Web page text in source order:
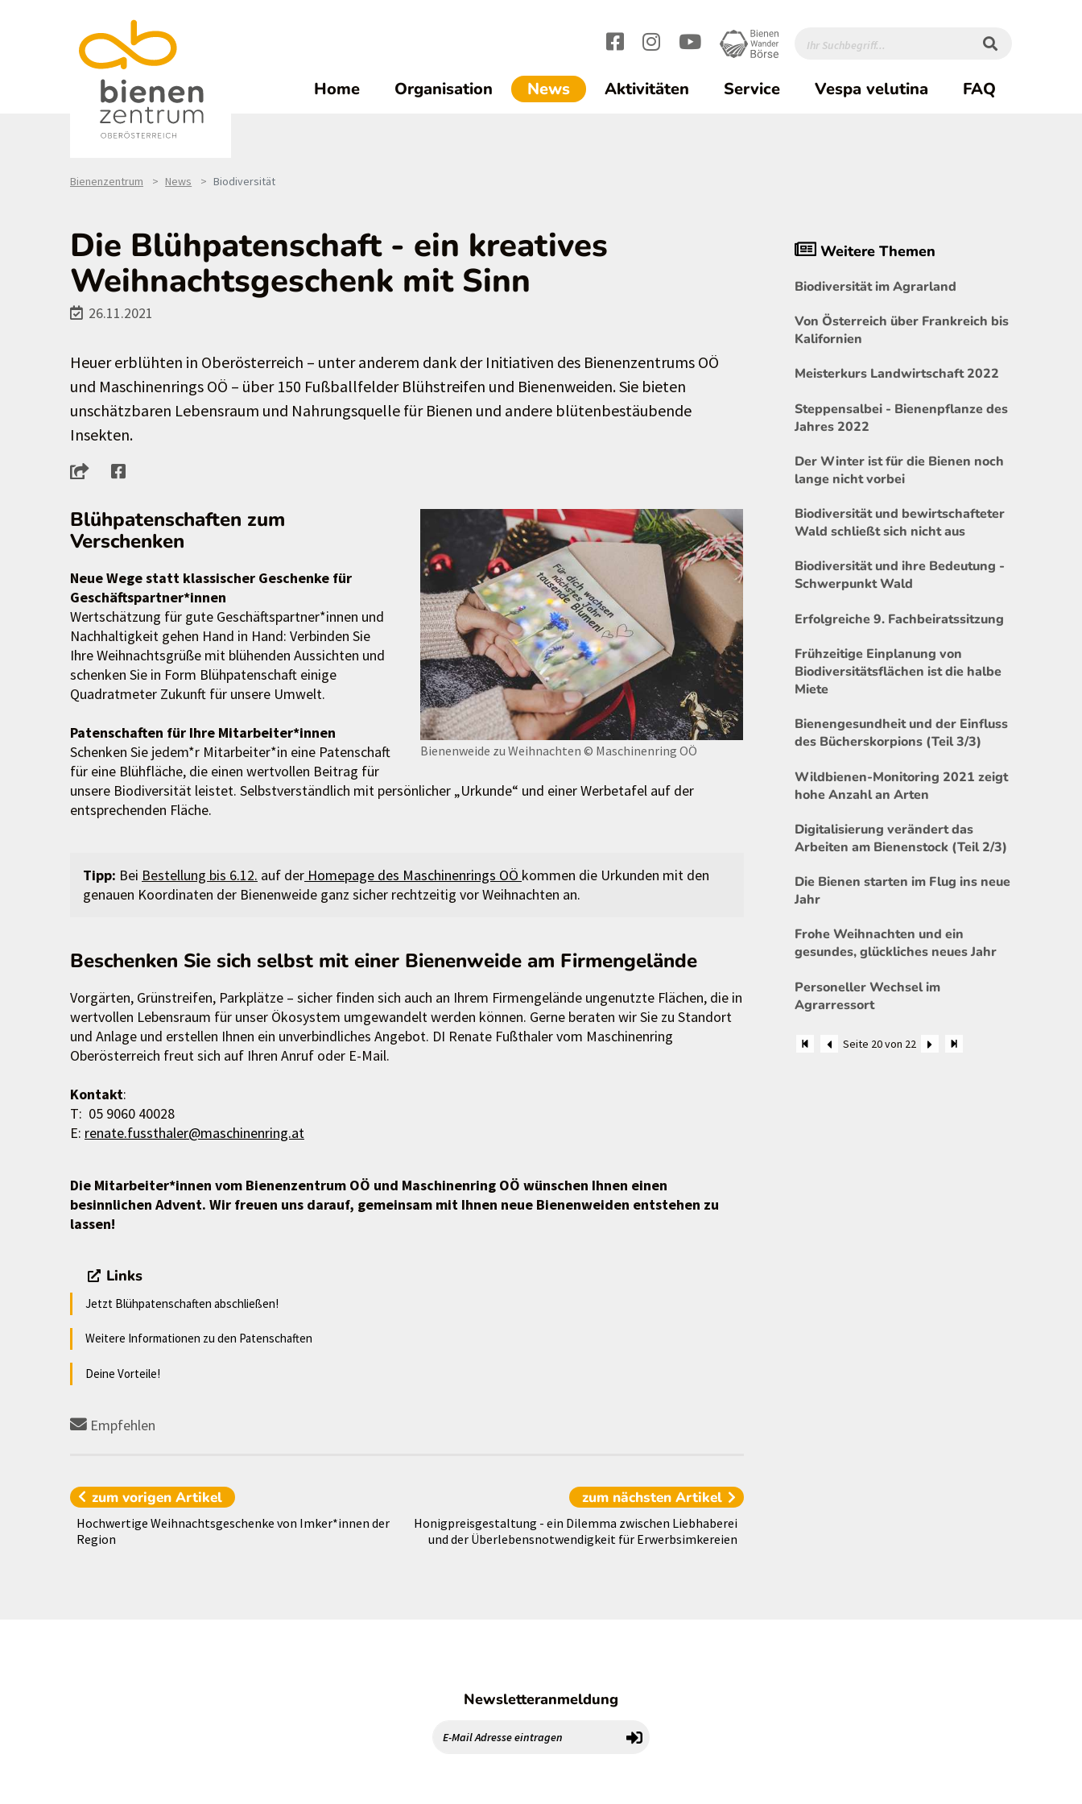
Home Organisation News(current)1
Aktivitäten Service Vespa velutina FAQ
Bienenzentrum News Biodiversität
Die Blühpatenschaft - ein kreatives
Weihnachtsgeschenk mit Sinn
26.11.2021
Heuer erblühten in Oberösterreich – unter anderem dank der Initiativen des Bienenzentrums OÖ
und Maschinenrings OÖ – über 150 Fußballfelder Blühstreifen und Bienenweiden. Sie bieten
unschätzbaren Lebensraum und Nahrungsquelle für Bienen und andere blütenbestäubende
Insekten.
Bienenweide zu Weihnachten © Maschinenring OÖ
Blühpatenschaften zum
Verschenken
Neue Wege statt klassischer Geschenke für
Geschäftspartner*innen
Wertschätzung für gute Geschäftspartner*innen und
Nachhaltigkeit gehen Hand in Hand: Verbinden Sie
Ihre Weihnachtsgrüße mit blühenden Aussichten und
schenken Sie in Form Blühpatenschaft einige
Quadratmeter Zukunft für unsere Umwelt.
Patenschaften für Ihre Mitarbeiter*innen
Schenken Sie jedem*r Mitarbeiter*in eine Patenschaft
für eine Blühfläche, die einen wertvollen Beitrag für
unsere Biodiversität leistet. Selbstverständlich mit persönlicher „Urkunde“ und einer Werbetafel auf der
entsprechenden Fläche.
Tipp: Bei Bestellung bis 6.12. auf der Homepage des Maschinenrings OÖ kommen die Urkunden mit den
genauen Koordinaten der Bienenweide ganz sicher rechtzeitig vor Weihnachten an.
Beschenken Sie sich selbst mit einer Bienenweide am Firmengelände
Vorgärten, Grünstreifen, Parkplätze – sicher finden sich auch an Ihrem Firmengelände ungenutzte Flächen, die in
wertvollen Lebensraum für unser Ökosystem umgewandelt werden können. Gerne beraten wir Sie zu Standort
und Anlage und erstellen Ihnen ein unverbindliches Angebot. DI Renate Fußthaler vom Maschinenring
Oberösterreich freut sich auf Ihren Anruf oder E-Mail.
Kontakt:
T: 05 9060 40028
E: renate.fussthaler@maschinenring.at
Die Mitarbeiter*innen vom Bienenzentrum OÖ und Maschinenring OÖ wünschen Ihnen einen
besinnlichen Advent. Wir freuen uns darauf, gemeinsam mit Ihnen neue Bienenweiden entstehen zu
lassen!
Links
Jetzt Blühpatenschaften abschließen!
Weitere Informationen zu den Patenschaften
Deine Vorteile!
Empfehlen
zum vorigenArtikel
Hochwertige Weihnachtsgeschenke von Imker*innen der
Region
zum nächsten Artikel
Honigpreisgestaltung - ein Dilemma zwischen Liebhaberei
und der Überlebensnotwendigkeit für Erwerbsimkereien
Weitere Themen
Biodiversität im Agrarland
Von Österreich über Frankreich bis
Kalifornien
Meisterkurs Landwirtschaft 2022
Steppensalbei - Bienenpflanze des
Jahres 2022
Der Winter ist für die Bienen noch
lange nicht vorbei
Biodiversität und bewirtschafteter
Wald schließt sich nicht aus
Biodiversität und ihre Bedeutung -
Schwerpunkt Wald
Erfolgreiche 9. Fachbeiratssitzung
Frühzeitige Einplanung von
Biodiversitätsflächen ist die halbe
Miete
Bienengesundheit und der Einfluss
des Bücherskorpions (Teil 3/3)
Wildbienen-Monitoring 2021 zeigt
hohe Anzahl an Arten
Digitalisierung verändert das
Arbeiten am Bienenstock (Teil 2/3)
Die Bienen starten im Flug ins neue
Jahr
Frohe Weihnachten und ein
gesundes, glückliches neues Jahr
Personeller Wechsel im
Agrarressort
Seite 20 von 22
Newsletteranmeldung